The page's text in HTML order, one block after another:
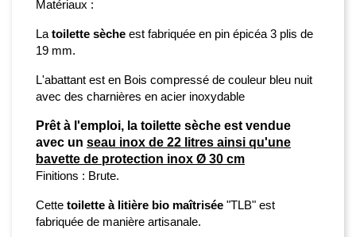
Matériaux :
La toilette sèche est fabriquée en pin épicéa 3 plis de
19 mm.
L'abattant est en Bois compressé de couleur bleu nuit
avec des charnières en acier inoxydable
Prêt à l'emploi, la toilette sèche est vendue
avec un seau inox de 22 litres ainsi qu'une
bavette de protection inox Ø 30 cm
Finitions : Brute.
Cette toilette à litière bio maîtrisée "TLB" est
fabriquée de manière artisanale.